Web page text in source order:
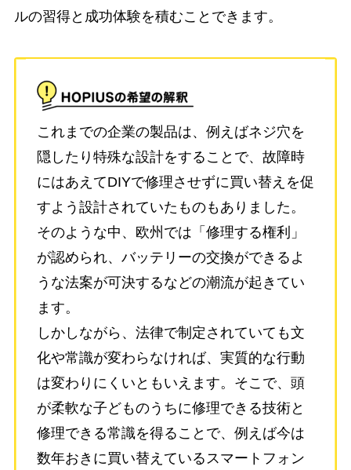
ルの習得と成功体験を積むことできます。
これまでの企業の製品は、例えばネジ穴を
隠したり特殊な設計をすることで、故障時
にはあえてDIYで修理させずに買い替えを促
すよう設計されていたものもありました。
そのような中、欧州では「修理する権利」
が認められ、バッテリーの交換ができるよ
うな法案が可決するなどの潮流が起きてい
ます。
しかしながら、法律で制定されていても文
化や常識が変わらなければ、実質的な行動
は変わりにくいともいえます。そこで、頭
が柔軟な子どものうちに修理できる技術と
修理できる常識を得ることで、例えば今は
数年おきに買い替えているスマートフォン